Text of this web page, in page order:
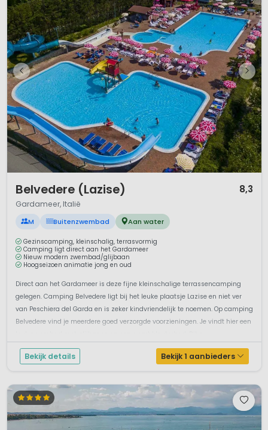
Belvedere (Lazise) 8,3
Gardameer, Italië
M Buitenzwembad Aan water
Gezinscamping, kleinschalig, terrasvormig
Camping ligt direct aan het Gardameer
Nieuw modern zwembad/glijbaan
Hoogseizoen animatie jong en oud
Direct aan het Gardameer is deze fijne kleinschalige terrassencamping
gelegen. Camping Belvedere ligt bij het leuke plaatsje Lazise en niet ver
van Peschiera del Garda en is zeker kindvriendelijk te noemen. Op camping
Belvedere vind je meerdere goed verzorgde voorzieningen. Je vindt hier een
Bekijk details Bekijk 1 aanbieders